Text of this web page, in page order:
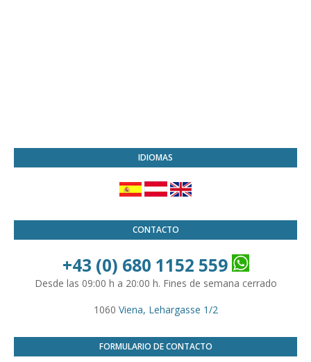
IDIOMAS
CONTACTO
+43 (0) 680 1152 559
Desde las 09:00 h a 20:00 h. Fines de semana cerrado
1060 Viena, Lehargasse 1/2
FORMULARIO DE CONTACTO